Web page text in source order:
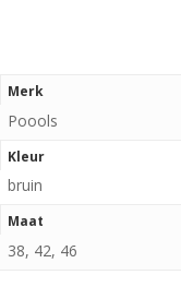
Merk
Poools
Kleur
bruin
Maat
38, 42, 46